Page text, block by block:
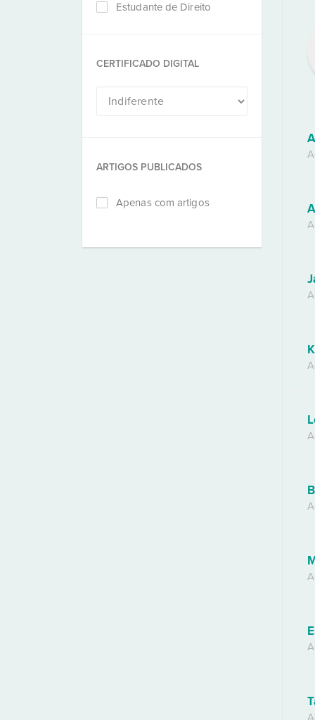
Estudante de Direito
CERTIFICADO DIGITAL
ARTIGOS PUBLICADOS
Apenas com artigos